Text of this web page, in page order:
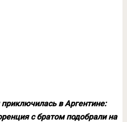
в Аргентине:
с братом подобрали на